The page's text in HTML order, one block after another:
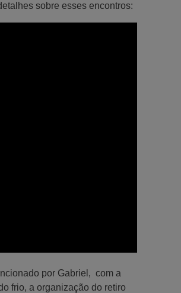
sobre esses encontros:
por Gabriel, com a
frio, a organização do retiro